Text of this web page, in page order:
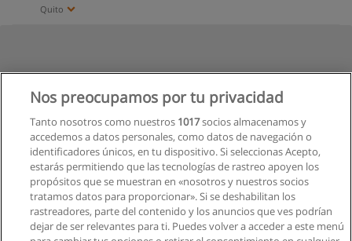
Quito
Nos preocupamos por tu privacidad
Tanto nosotros como nuestros 1017socios almacenamos y
accedemos a datos personales, como datos de navegación o
identificadores únicos, en tu dispositivo. Si seleccionas Acepto,
estarás permitiendo que las tecnologías de rastreo apoyen los
propósitos que se muestran en «nosotros y nuestros socios
tratamos datos para proporcionar». Si se deshabilitan los
rastreadores, parte del contenido y los anuncios que ves podrían
dejar de ser relevantes para ti. Puedes volver a acceder a este menú